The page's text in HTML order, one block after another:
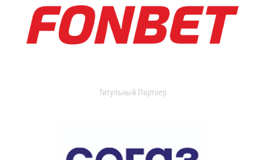
Титульный Партнер